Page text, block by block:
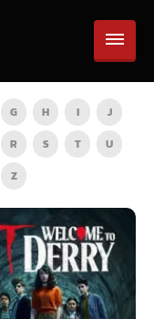
G H I
J
R S T
U
Z